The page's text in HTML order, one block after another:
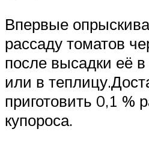
Впервые
рассаду томатов
после высадки её
или в
приготовить 0,1 %
купороса.